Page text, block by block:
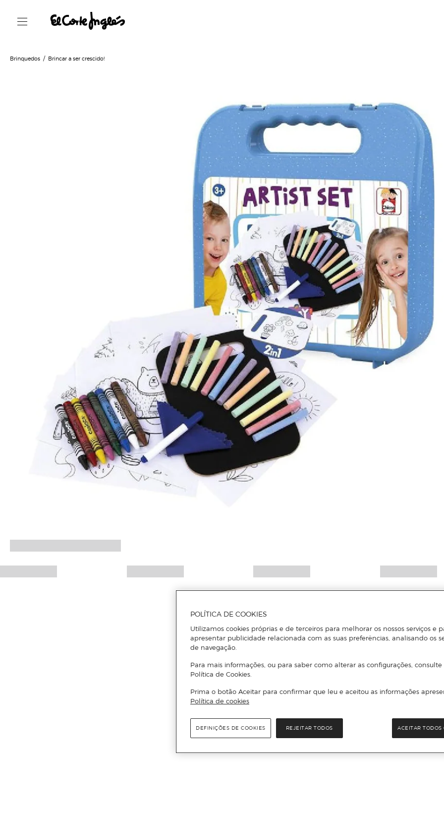
Brinquedos Brincar a ser crescido!
POLÍTICA DE COOKIES
Utilizamos cookies próprias e de terceiros para melhorar os nossos serviços e
apresentar publicidade relacionada com as suas preferências, analisando os
de navegação.
Para mais informações, ou para saber como alterar as configurações, consulte
Política de Cookies.
Prima o botão Aceitar para confirmar que leu e aceitou as informações
Política de cookies
REJEITAR TODOS ACEITAR TODOS
DEFINIÇÕES DE COOKIES